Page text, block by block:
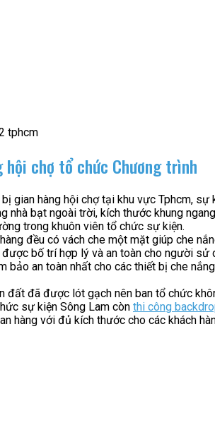
tphcm
hội chợ tổ chức Chương trình
gian hàng hội chợ tại khu vực Tphcm,
nhà bạt ngoài trời, kích thước khung
trong khuôn viên tổ chức sự kiện.
đều có vách che một mặt giúp che
bố trí hợp lý và an toàn cho người sử
bảo an toàn nhất cho các thiết bị che
đất đã được lót gạch nên ban tổ chức
sự kiện Sông Lam còn thi công
hàng với đủ kích thước cho các khách